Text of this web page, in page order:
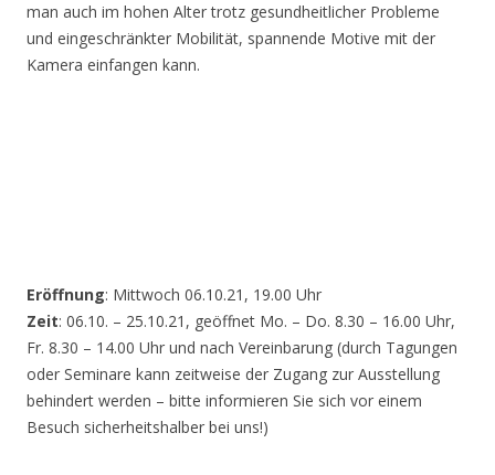
man auch im hohen Alter trotz gesundheitlicher Probleme
und eingeschränkter Mobilität, spannende Motive mit der
Kamera einfangen kann.
Eröffnung: Mittwoch 06.10.21, 19.00 Uhr
Zeit: 06.10. – 25.10.21, geöffnet Mo. – Do. 8.30 – 16.00 Uhr,
Fr. 8.30 – 14.00 Uhr und nach Vereinbarung (durch Tagungen
oder Seminare kann zeitweise der Zugang zur Ausstellung
behindert werden – bitte informieren Sie sich vor einem
Besuch sicherheitshalber bei uns!)